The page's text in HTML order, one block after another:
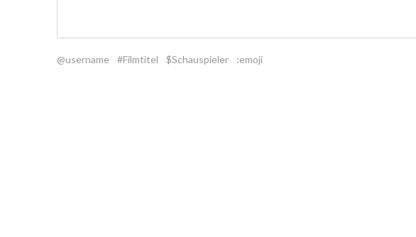
@username #Filmtitel $Schauspieler :emoji